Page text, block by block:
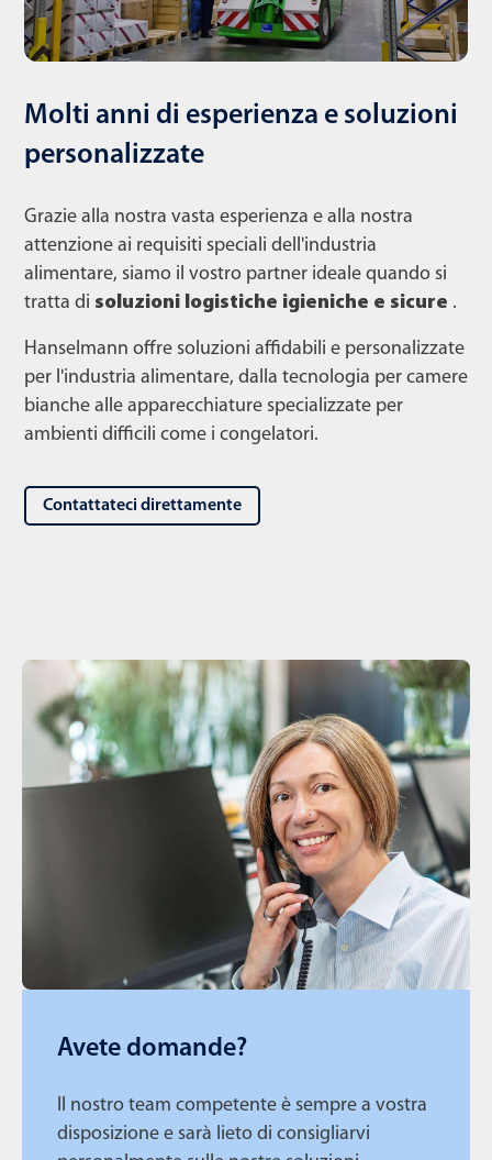
Molti anni di esperienza e soluzioni
personalizzate
Grazie alla nostra vasta esperienza e alla nostra
attenzione ai requisiti speciali dell'industria
alimentare, siamo il vostro partner ideale quando si
tratta di soluzioni logistiche igieniche e sicure .
Hanselmann offre soluzioni affidabili e personalizzate
per l'industria alimentare, dalla tecnologia per camere
bianche alle apparecchiature specializzate per
ambienti difficili come i congelatori.
Contattateci direttamente
Avete domande?
Il nostro team competente è sempre a vostra
disposizione e sarà lieto di consigliarvi